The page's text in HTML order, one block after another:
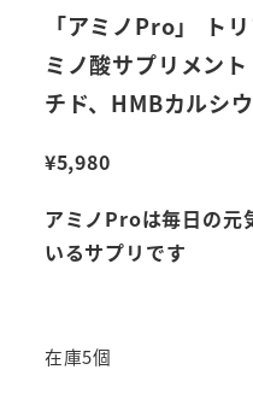
「アミノPro」 ト
ミノ酸サプリメン
チド、HMBカルシ
¥5,980
アミノProは毎日の元
いるサプリです
在庫5個